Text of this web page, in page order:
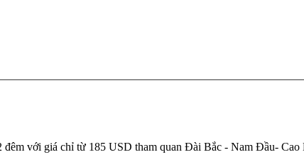
với giá chỉ từ 185 USD tham quan Đài Bắc - Nam Đầu-